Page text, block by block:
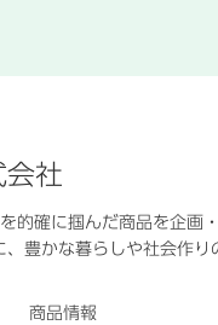
会社
確に掴んだ商品を企画
豊かな暮らしや社会作り
商品情報